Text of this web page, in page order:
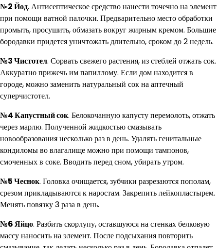
№2 Йод. Антисептическое средство нанести точечно на элемент
при помощи ватной палочки. Предварительно место обработки
промыть, просушить, обмазать вокруг жирным кремом. Большие
бородавки придется уничтожать длительно, сроком до 2 недель.
№3 Чистотел. Сорвать свежего растения, из стеблей отжать сок.
Аккуратно прижечь им папиллому. Если дом находится в
городе, можно заменить натуральный сок на аптечный
суперчистотел.
№4 Капустный сок. Белокочанную капусту перемолоть, отжать
через марлю. Полученной жидкостью смазывать
новообразования несколько раз в день. Удалять генитальные
кондиломы во влагалище можно при помощи тампонов,
смоченных в соке. Вводить перед сном, убирать утром.
№5 Чеснок. Головка очищается, зубчики разрезаются пополам,
срезом прикладываются к наростам. Закрепить лейкопластырем.
Менять повязку 3 раза в день.
№6 Яйцо. Разбить скорлупу, оставшуюся на стенках белковую
массу наносить на элемент. После подсыхания повторить